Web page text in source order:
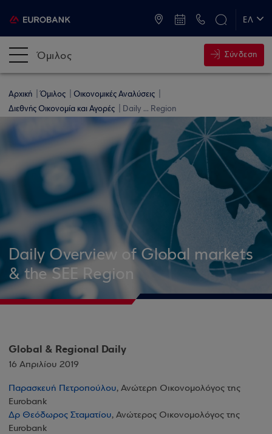
ΕΛ
Όμιλος Σύνδεση
Αρχική Όμιλος
Οικονομικές Αναλύσεις
Διεθνής Οικονομία και Αγορές
Daily ... Region
Daily Overview of Global markets
& the SEE Region
Global & Regional Daily
16 Απριλίου 2019
Παρασκευή Πετροπούλου, Ανώτερη Οικονομολόγος της
Eurobank
Δρ Θεόδωρος Σταματίου, Ανώτερος Οικονομολόγος της
Eurobank